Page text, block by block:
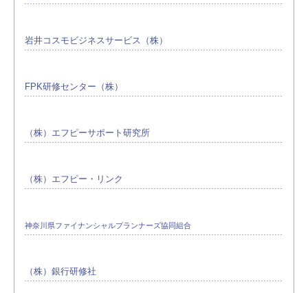
岩井コスモビジネスサービス（株）
FPK研修センター（株）
（株）エフピーサポート研究所
（株）エフピー・リンク
神奈川県ファイナンシャルプランナーズ協同組合
（株）銀行研修社